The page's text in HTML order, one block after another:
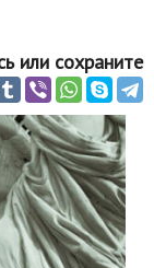
или сохраните